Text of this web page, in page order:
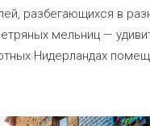
разбегающихся в
мельниц —
Нидерландах